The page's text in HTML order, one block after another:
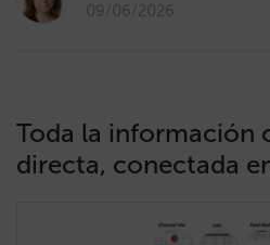
09/06/2026
Toda la información
directa, conectada